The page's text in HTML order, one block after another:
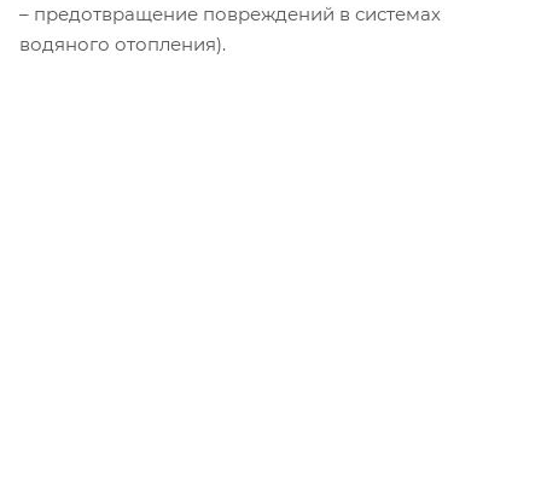
– предотвращение повреждений в системах
водяного отопления).